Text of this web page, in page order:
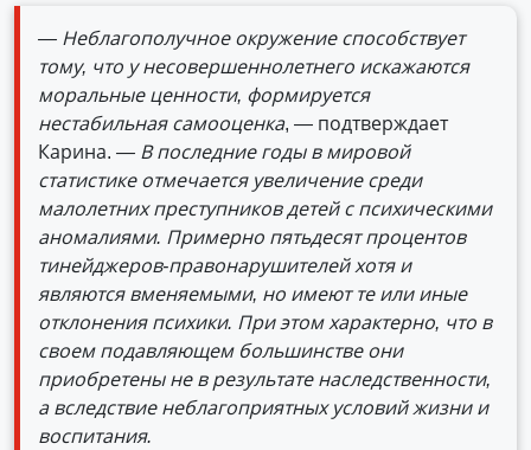
— Неблагополучное окружение способствует
тому, что у несовершеннолетнего искажаются
моральные ценности, формируется
нестабильная самооценка, — подтверждает
Карина. — В последние годы в мировой
статистике отмечается увеличение среди
малолетних преступников детей с психическими
аномалиями. Примерно пятьдесят процентов
тинейджеров-правонарушителей хотя и
являются вменяемыми, но имеют те или иные
отклонения психики. При этом характерно, что в
своем подавляющем большинстве они
приобретены не в результате наследственности,
а вследствие неблагоприятных условий жизни и
воспитания.